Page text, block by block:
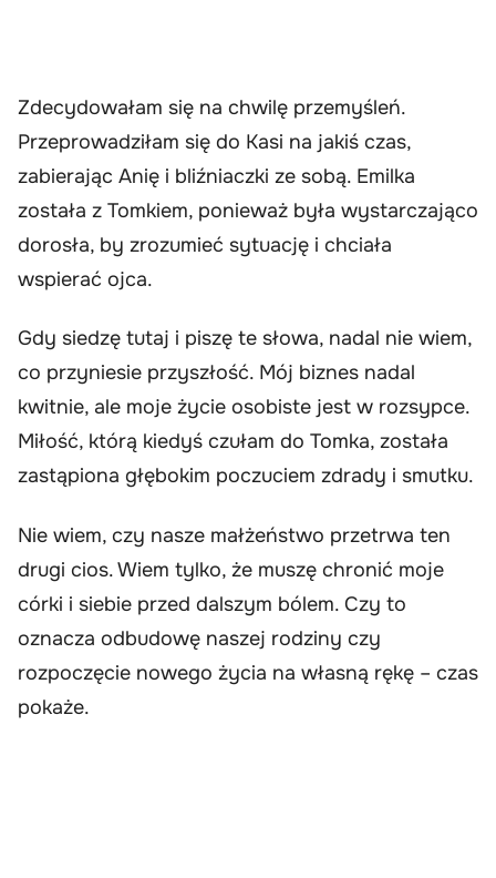
Zdecydowałam się na chwilę przemyśleń.
Przeprowadziłam się do Kasi na jakiś czas,
zabierając Anię i bliźniaczki ze sobą. Emilka
została z Tomkiem, ponieważ była wystarczająco
dorosła, by zrozumieć sytuację i chciała
wspierać ojca.
Gdy siedzę tutaj i piszę te słowa, nadal nie wiem,
co przyniesie przyszłość. Mój biznes nadal
kwitnie, ale moje życie osobiste jest w rozsypce.
Miłość, którą kiedyś czułam do Tomka, została
zastąpiona głębokim poczuciem zdrady i smutku.
Nie wiem, czy nasze małżeństwo przetrwa ten
drugi cios. Wiem tylko, że muszę chronić moje
córki i siebie przed dalszym bólem. Czy to
oznacza odbudowę naszej rodziny czy
rozpoczęcie nowego życia na własną rękę – czas
pokaże.